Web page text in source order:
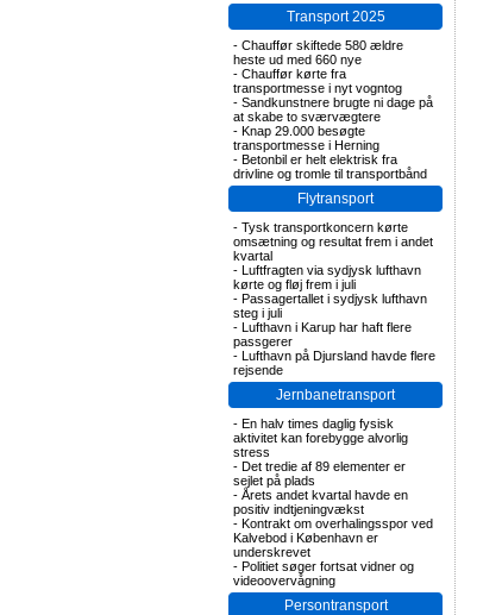
Transport 2025
- Chauffør skiftede 580 ældre
heste ud med 660 nye
- Chauffør kørte fra
transportmesse i nyt vogntog
- Sandkunstnere brugte ni dage på
at skabe to sværvægtere
- Knap 29.000 besøgte
transportmesse i Herning
- Betonbil er helt elektrisk fra
drivline og tromle til transportbånd
Flytransport
- Tysk transportkoncern kørte
omsætning og resultat frem i andet
kvartal
- Luftfragten via sydjysk lufthavn
kørte og fløj frem i juli
- Passagertallet i sydjysk lufthavn
steg i juli
- Lufthavn i Karup har haft flere
passgerer
- Lufthavn på Djursland havde flere
rejsende
Jernbanetransport
- En halv times daglig fysisk
aktivitet kan forebygge alvorlig
stress
- Det tredie af 89 elementer er
sejlet på plads
- Årets andet kvartal havde en
positiv indtjeningvækst
- Kontrakt om overhalingsspor ved
Kalvebod i København er
underskrevet
- Politiet søger fortsat vidner og
videoovervågning
Persontransport